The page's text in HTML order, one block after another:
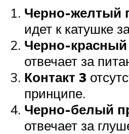
Черно-желтый
идет к катушке
Черно-
отвечает за
Контакт 3
принципе.
Черно-белый
отвечает за